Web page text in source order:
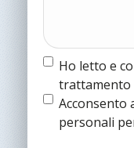
Termine
condizioni
Ho letto e
trattamento
Termine
condizioni
Acconsento
personali